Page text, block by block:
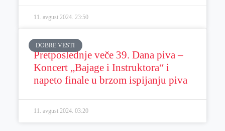
11. avgust 2024. 23:50
DOBRE VESTI
Pretposlednje veče 39. Dana piva –
Koncert „Bajage i Instruktora“ i
napeto finale u brzom ispijanju piva
11. avgust 2024. 03:20